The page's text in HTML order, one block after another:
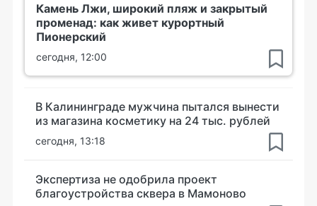
Камень Лжи, широкий пляж и закрытый
променад: как живет курортный
Пионерский
сегодня, 12:00
В Калининграде мужчина пытался вынести
из магазина косметику на 24 тыс. рублей
сегодня, 13:18
Экспертиза не одобрила проект
благоустройства сквера в Мамоново